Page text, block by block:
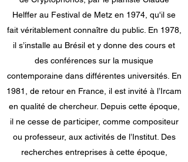
Helffer au Festival de Metz en 1974, qu'il se
fait véritablement connaître du public. En 1978,
il s’installe au Brésil et y donne des cours et
des conférences sur la musique
contemporaine dans différentes universités. En
1981, de retour en France, il est invité à l’Ircam
en qualité de chercheur. Depuis cette époque,
il ne cesse de participer, comme compositeur
ou professeur, aux activités de l’Institut. Des
recherches entreprises à cette époque,